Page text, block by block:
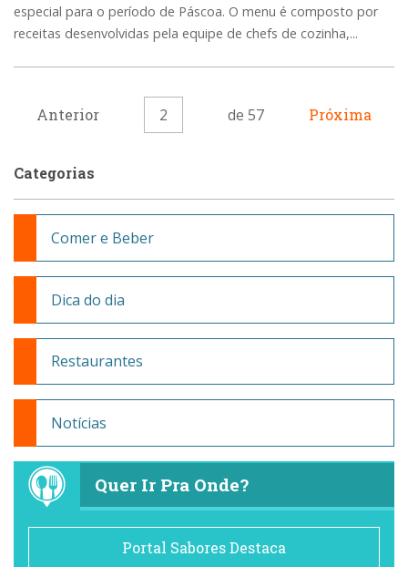
especial para o período de Páscoa. O menu é composto por
receitas desenvolvidas pela equipe de chefs de cozinha,...
Anterior 2 de 57 Próxima
Categorias
Comer e Beber
Dica do dia
Restaurantes
Notícias
Quer Ir Pra Onde?
Portal Sabores Destaca